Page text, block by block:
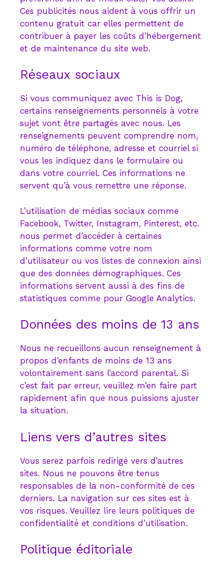
Ces publicités nous aident à vous offrir un
contenu gratuit car elles permettent de
contribuer à payer les coûts d’hébergement
et de maintenance du site web.
Réseaux sociaux
Si vous communiquez avec This is Dog,
certains renseignements personnels à votre
sujet vont être partagés avec nous. Les
renseignements peuvent comprendre nom,
numéro de téléphone, adresse et courriel si
vous les indiquez dans le formulaire ou
dans votre courriel. Ces informations ne
servent qu’à vous remettre une réponse.
L’utilisation de médias sociaux comme
Facebook, Twitter, Instagram, Pinterest, etc.
nous permet d’accéder à certaines
informations comme votre nom
d’utilisateur ou vos listes de connexion ainsi
que des données démographiques. Ces
informations servent aussi à des fins de
statistiques comme pour Google Analytics.
Données des moins de 13 ans
Nous ne recueillons aucun renseignement à
propos d’enfants de moins de 13 ans
volontairement sans l’accord parental. Si
c’est fait par erreur, veuillez m’en faire part
rapidement afin que nous puissions ajuster
la situation.
Liens vers d’autres sites
Vous serez parfois redirigé vers d’autres
sites. Nous ne pouvons être tenus
responsables de la non-conformité de ces
derniers. La navigation sur ces sites est à
vos risques. Veuillez lire leurs politiques de
confidentialité et conditions d’utilisation.
Politique éditoriale